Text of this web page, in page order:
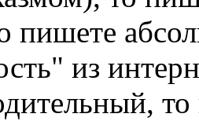
пишете
из